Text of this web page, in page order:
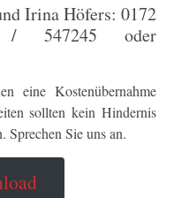
Irina Höfers: 0172
/ 547245 oder
eine Kostenübernahme
sollten kein Hindernis
Sprechen Sie uns an.